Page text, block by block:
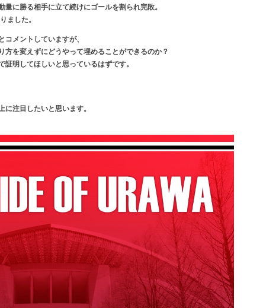
に勝る相手に立て続けにゴールを割られ完敗。
ました。
コメントしていますが、
方を変えずにどうやって埋めることができるのか？
明してほしいと思っているはずです。
注目したいと思います。